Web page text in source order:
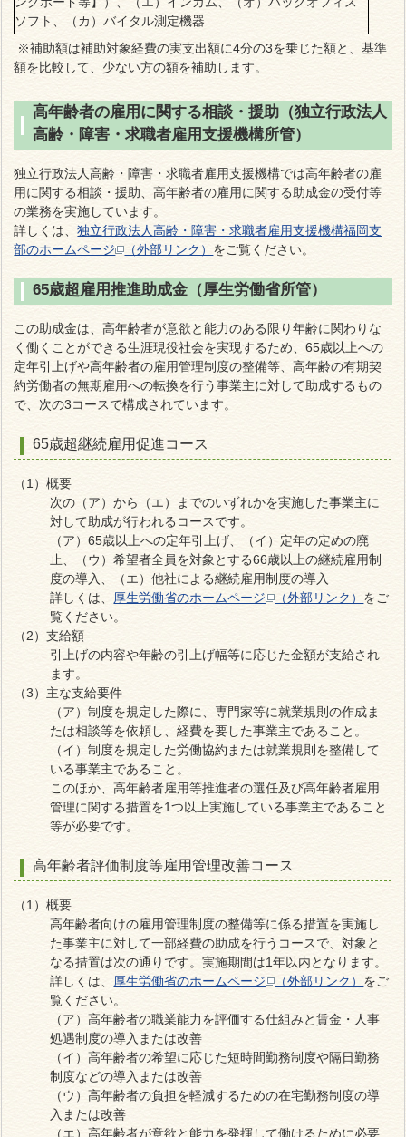
ソフト、（カ）バイタル測定機器
※補助額は補助対象経費の実支出額に4分の3を乗じた額と、基準
額を比較して、少ない方の額を補助します。
高年齢者の雇用に関する相談・援助（独立行政法人
高齢・障害・求職者雇用支援機構所管）
独立行政法人高齢・障害・求職者雇用支援機構では高年齢者の雇
用に関する相談・援助、高年齢者の雇用に関する助成金の受付等
の業務を実施しています。
詳しくは、独立行政法人高齢・障害・求職者雇用支援機構福岡支
部のホームページ
（外部リンク） をご覧ください。
65歳超雇用推進助成金（厚生労働省所管）
この助成金は、高年齢者が意欲と能力のある限り年齢に関わりな
く働くことができる生涯現役社会を実現するため、65歳以上への
定年引上げや高年齢者の雇用管理制度の整備等、高年齢の有期契
約労働者の無期雇用への転換を行う事業主に対して助成するもの
で、次の3コースで構成されています。
65歳超継続雇用促進コース
（1）概要
次の（ア）から（エ）までのいずれかを実施した事業主に
対して助成が行われるコースです。
（ア）65歳以上への定年引上げ、（イ）定年の定めの廃
止、（ウ）希望者全員を対象とする66歳以上の継続雇用制
度の導入、（エ）他社による継続雇用制度の導入
詳しくは、 厚生労働省のホームページ （外部リンク） をご
覧ください。
（2）支給額
引上げの内容や年齢の引上げ幅等に応じた金額が支給され
ます。
（3）主な支給要件
（ア）制度を規定した際に、専門家等に就業規則の作成ま
たは相談等を依頼し、経費を要した事業主であること。
（イ）制度を規定した労働協約または就業規則を整備して
いる事業主であること。
このほか、高年齢者雇用等推進者の選任及び高年齢者雇用
管理に関する措置を1つ以上実施している事業主であること
等が必要です。
高年齢者評価制度等雇用管理改善コース
（1）概要
高年齢者向けの雇用管理制度の整備等に係る措置を実施し
た事業主に対して一部経費の助成を行うコースで、対象と
なる措置は次の通りです。実施期間は1年以内となります。
詳しくは、 厚生労働省のホームページ （外部リンク） をご
覧ください。
（ア）高年齢者の職業能力を評価する仕組みと賃金・人事
処遇制度の導入または改善
（イ）高年齢者の希望に応じた短時間勤務制度や隔日勤務
制度などの導入または改善
（ウ）高年齢者の負担を軽減するための在宅勤務制度の導
入または改善
（エ）高年齢者が意欲と能力を発揮して働けるために必要